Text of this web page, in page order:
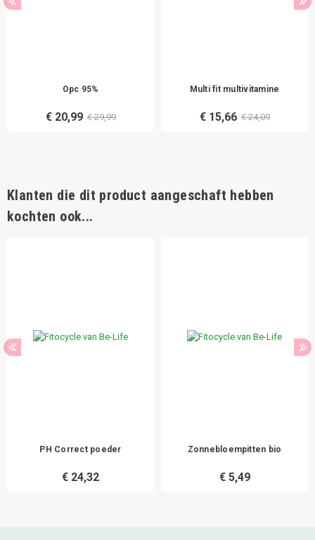
Opc 95%
€ 20,99 € 29,99
Multi fit multivitamine
€ 15,66 € 24,09
Klanten die dit product aangeschaft hebben
kochten ook...
PH Correct poeder
€ 24,32
Zonnebloempitten bio
€ 5,49